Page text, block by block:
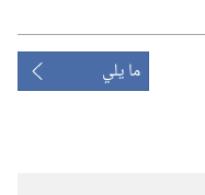
ما يلي